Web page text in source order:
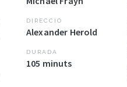
DIRECCIÓ
Alexander Herold
DURADA
105 minuts